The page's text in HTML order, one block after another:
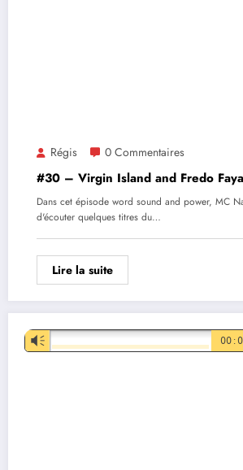
Régis 0 Commentaires
#30 – Virgin Island and Fredo
Dans cet épisode word sound and power, MC
d'écouter quelques titres du…
Lire la suite
Lecteur
audio
Vm